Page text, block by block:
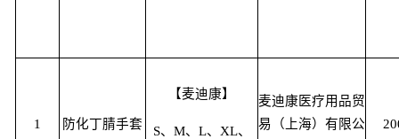
1 防化丁腈手套
【麦迪康】
S、M、L、XL、
麦迪康医疗用品贸
易（上海）有限公